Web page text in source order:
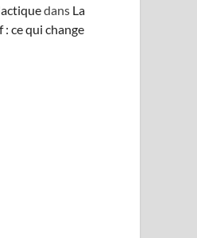
dans La
ce qui change